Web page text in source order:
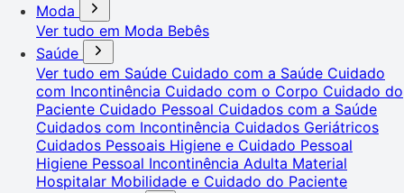
Moda
Ver tudo em Moda Bebês
Saúde
Ver tudo em Saúde Cuidado com a Saúde Cuidado
com Incontinência Cuidado com o Corpo Cuidado do
Paciente Cuidado Pessoal Cuidados com a Saúde
Cuidados com Incontinência Cuidados Geriátricos
Cuidados Pessoais Higiene e Cuidado Pessoal
Higiene Pessoal Incontinência Adulta Material
Hospitalar Mobilidade e Cuidado do Paciente